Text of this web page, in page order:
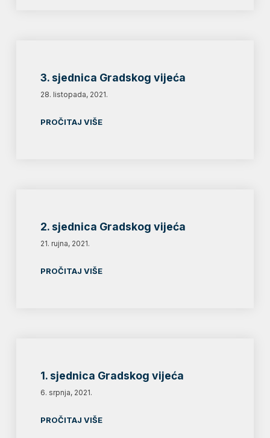
3. sjednica Gradskog vijeća
28. listopada, 2021.
PROČITAJ VIŠE
2. sjednica Gradskog vijeća
21. rujna, 2021.
PROČITAJ VIŠE
1. sjednica Gradskog vijeća
6. srpnja, 2021.
PROČITAJ VIŠE